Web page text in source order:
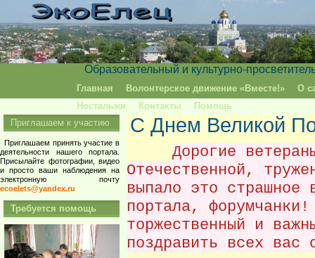
Образовательный и культурно-
Главная Волонтерское движение «Вместе!»
О
Ностальжи
Контакты Помощь
С Днем Великой
Дорогие
Отечественной,
выпало это страшное
портала,
торжественный и
поздравить всех вас
Приглашаем к участию
Приглашаем принять участие в
деятельности нашего портала.
Присылайте фотографии, видео
и просто ваши наблюдения на
электронную почту
ecoelets@yandex.ru
Требуется помощь